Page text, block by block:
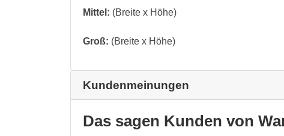
Mittel: (Breite x Höhe)
Groß: (Breite x Höhe)
Kundenmeinungen
Das sagen Kunden von